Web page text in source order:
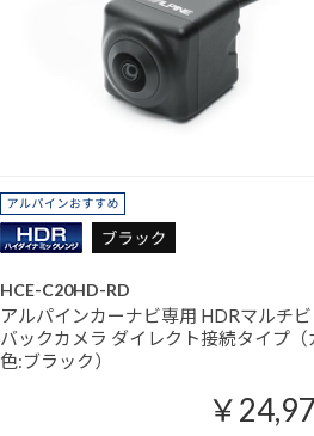
HCE-C20HD-RD
アルパインカーナビ専用 HDRマルチビ
バックカメラ ダイレクト接続タイプ（
色:ブラック）
￥